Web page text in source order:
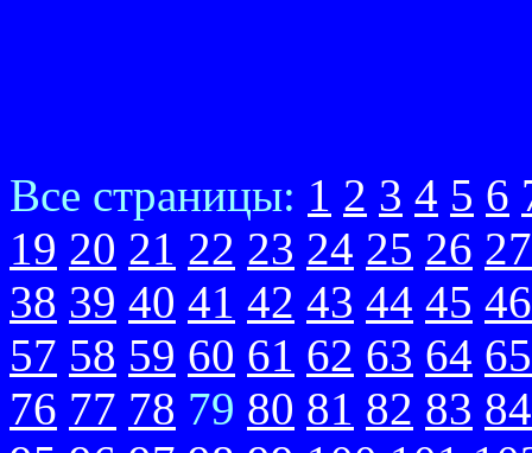
Все страницы: 1 2 3 4 5 6
19 20 21 22 23 24 25 26 27
38 39 40 41 42 43 44 45 46
57 58 59 60 61 62 63 64 65
76 77 78 79 80 81 82 83 84